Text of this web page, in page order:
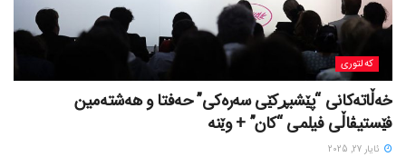
کەلتوری
خه‌ڵاته‌کانی “پێشبڕکێی سه‌ره‌کی” حه‌فتا و هه‌شته‌مین
فێستیڤاڵی فیلمی “کان” + وێنە
ئایار 27, 2025